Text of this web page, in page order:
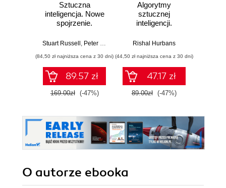
Sztuczna
inteligencja. Nowe
spojrzenie.
Stuart Russell , Peter Norvig
(84,50 zł najniższa cena z 30 dni)
89.57 zł
169.00zł (-47%)
Algorytmy
sztucznej
inteligencji.
przewodnik
Rishal Hurbans
(44,50 zł najniższa cena z 30 dni)
47.17 zł
89.00zł (-47%)
O autorze ebooka